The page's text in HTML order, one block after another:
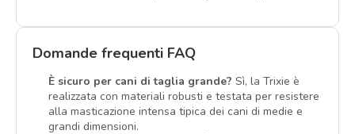
Domande frequenti FAQ
È sicuro per cani di taglia grande? Sì, la Trixie è
realizzata con materiali robusti e testata per resistere
alla masticazione intensa tipica dei cani di medie e
grandi dimensioni.